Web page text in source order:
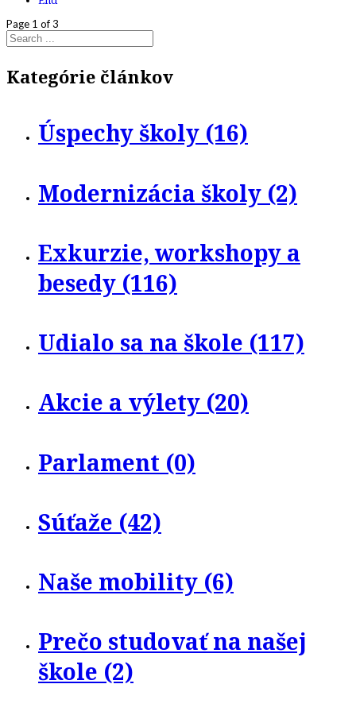
Page 1 of 3
Kategórie článkov
Úspechy školy (16)
Modernizácia školy (2)
Exkurzie, workshopy a
besedy (116)
Udialo sa na škole (117)
Akcie a výlety (20)
Parlament (0)
Súťaže (42)
Naše mobility (6)
Prečo studovať na našej
škole (2)